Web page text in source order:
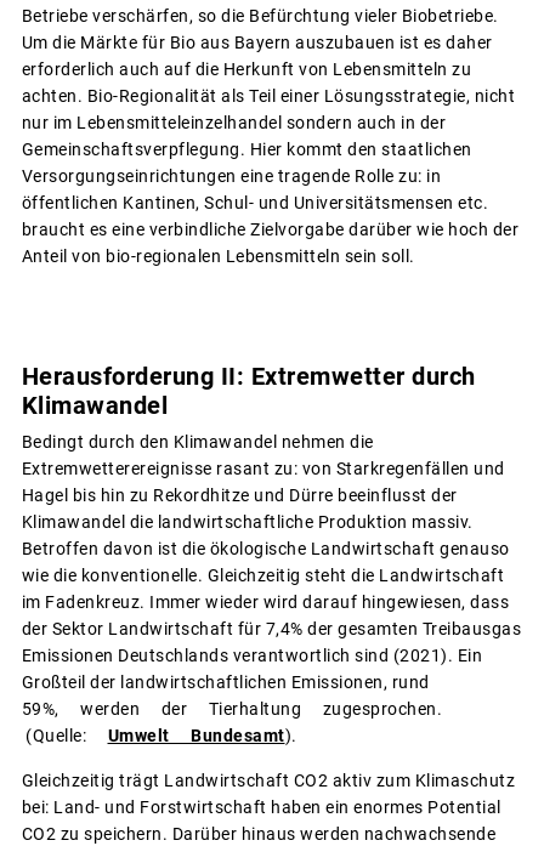
Betriebe verschärfen, so die Befürchtung vieler Biobetriebe.
Um die Märkte für Bio aus Bayern auszubauen ist es daher
erforderlich auch auf die Herkunft von Lebensmitteln zu
achten. Bio-Regionalität als Teil einer Lösungsstrategie, nicht
nur im Lebensmitteleinzelhandel sondern auch in der
Gemeinschaftsverpflegung. Hier kommt den staatlichen
Versorgungseinrichtungen eine tragende Rolle zu: in
öffentlichen Kantinen, Schul- und Universitätsmensen etc.
braucht es eine verbindliche Zielvorgabe darüber wie hoch der
Anteil von bio-regionalen Lebensmitteln sein soll.
Herausforderung II: Extremwetter durch
Klimawandel
Bedingt durch den Klimawandel nehmen die
Extremwetterereignisse rasant zu: von Starkregenfällen und
Hagel bis hin zu Rekordhitze und Dürre beeinflusst der
Klimawandel die landwirtschaftliche Produktion massiv.
Betroffen davon ist die ökologische Landwirtschaft genauso
wie die konventionelle. Gleichzeitig steht die Landwirtschaft
im Fadenkreuz. Immer wieder wird darauf hingewiesen, dass
der Sektor Landwirtschaft für 7,4% der gesamten Treibausgas
Emissionen Deutschlands verantwortlich sind (2021). Ein
Großteil der landwirtschaftlichen Emissionen, rund
59%, werden der Tierhaltung zugesprochen.
(Quelle: Umwelt Bundesamt).
Gleichzeitig trägt Landwirtschaft CO2 aktiv zum Klimaschutz
bei: Land- und Forstwirtschaft haben ein enormes Potential
CO2 zu speichern. Darüber hinaus werden nachwachsende